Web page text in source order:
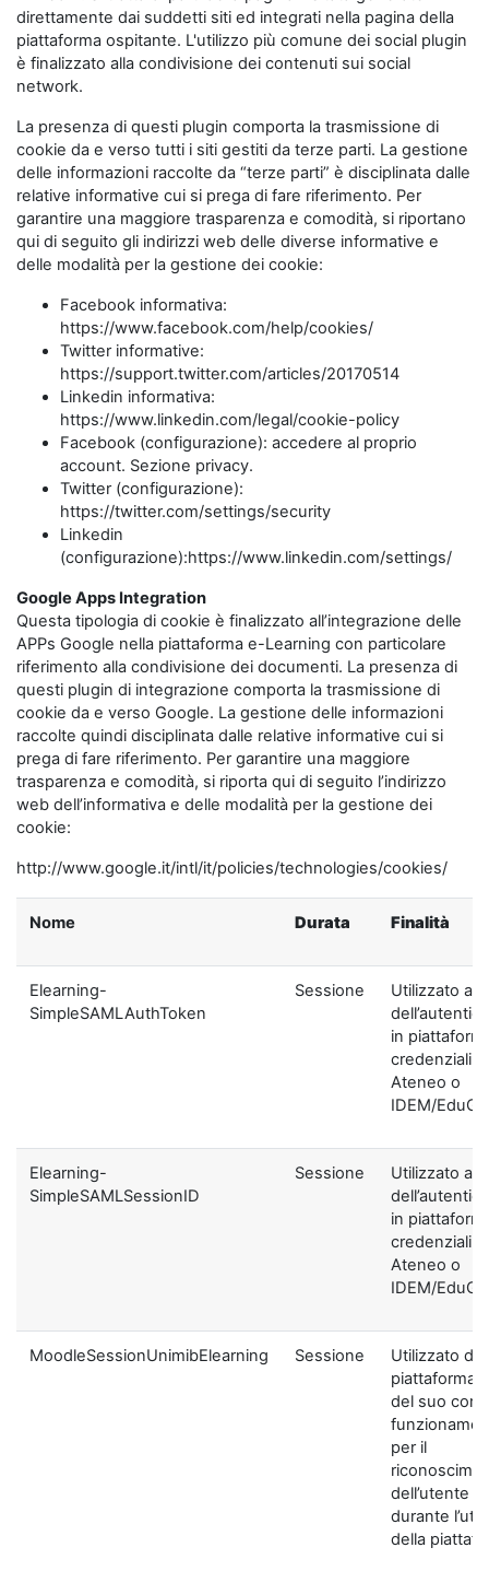
direttamente dai suddetti siti ed integrati nella pagina della
piattaforma ospitante. L'utilizzo più comune dei social plugin
è finalizzato alla condivisione dei contenuti sui social
network.
La presenza di questi plugin comporta la trasmissione di
cookie da e verso tutti i siti gestiti da terze parti. La gestione
delle informazioni raccolte da “terze parti” è disciplinata dalle
relative informative cui si prega di fare riferimento. Per
garantire una maggiore trasparenza e comodità, si riportano
qui di seguito gli indirizzi web delle diverse informative e
delle modalità per la gestione dei cookie:
Facebook informativa:
https://www.facebook.com/help/cookies/
Twitter informative:
https://support.twitter.com/articles/20170514
Linkedin informativa:
https://www.linkedin.com/legal/cookie-policy
Facebook (configurazione): accedere al proprio
account. Sezione privacy.
Twitter (configurazione):
https://twitter.com/settings/security
Linkedin
(configurazione):https://www.linkedin.com/settings/
Google Apps Integration
Questa tipologia di cookie è finalizzato all’integrazione delle
APPs Google nella piattaforma e-Learning con particolare
riferimento alla condivisione dei documenti. La presenza di
questi plugin di integrazione comporta la trasmissione di
cookie da e verso Google. La gestione delle informazioni
raccolte quindi disciplinata dalle relative informative cui si
prega di fare riferimento. Per garantire una maggiore
trasparenza e comodità, si riporta qui di seguito l’indirizzo
web dell’informativa e delle modalità per la gestione dei
cookie:
http://www.google.it/intl/it/policies/technologies/cookies/
Nome Durata Finalità
Elearning-
SimpleSAMLAuthToken
Sessione
Utilizzato ai
in
credenziali di
Ateneo o
IDEM/
Elearning-
SimpleSAMLSessionID
Sessione
Utilizzato ai
in
credenziali di
Ateneo o
IDEM/
MoodleSessionUnimibElearning Sessione
Utilizzato
piattaforma
del suo
per il
dell’utente
durante
della